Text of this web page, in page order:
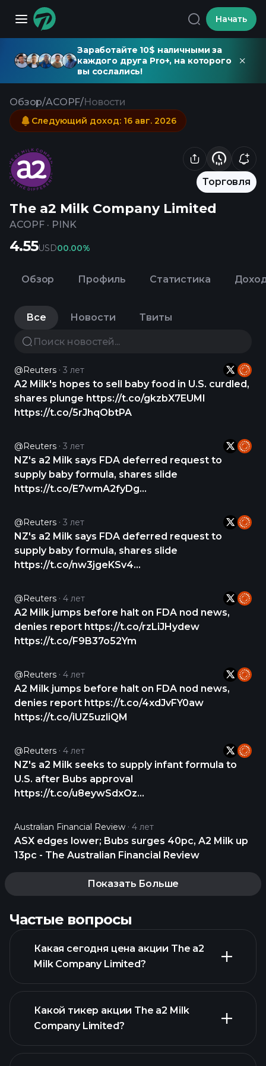
Начать
Заработайте 10$ наличными за
каждого друга Pro+, на которого
вы сослались!
Обзор/ACOPF/Новости
Торговля
The a2 Milk Company Limited
ACOPF · PINK
Следующий доход: 16 авг. 2026
4.55USD00.00%
Обзор Профиль Статистика
Все Новости Твиты
@Reuters 3 лет
A2 Milk's hopes to sell baby food in U.S. curdled,
shares plunge https://t.co/gkzbX7EUMl
https://t.co/5rJhqObtPA
@Reuters 3 лет
NZ's a2 Milk says FDA deferred request to
supply baby formula, shares slide
https://t.co/E7wmA2fyDg
@Reuters 3 лет
NZ's a2 Milk says FDA deferred request to
supply baby formula, shares slide
https://t.co/nw3jgeKSv4
@Reuters 4 лет
A2 Milk jumps before halt on FDA nod news,
denies report https://t.co/rzLiJHydew
https://t.co/F9B37o52Ym
@Reuters 4 лет
A2 Milk jumps before halt on FDA nod news,
denies report https://t.co/4xdJvFY0aw
https://t.co/iUZ5uzliQM
@Reuters 4 лет
NZ's a2 Milk seeks to supply infant formula to
U.S. after Bubs approval
https://t.co/u8eywSdxOz
Australian Financial Review 4 лет
ASX edges lower; Bubs surges 40pc, A2 Milk up
13pc - The Australian Financial Review
Показать Больше
Частые вопросы
Какая сегодня цена акции The a2
Milk Company Limited?
Какой тикер акции The a2 Milk
Company Limited?